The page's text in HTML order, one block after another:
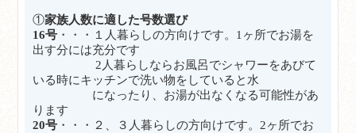
①家族人数に適した号数選び
16号 ・・・１人暮らしの方向けです。1ヶ所でお湯を
出す分には充分です
2人暮らしならお風呂でシャワーをあびて
いる時にキッチンで洗い物をしていると水
になったり、お湯が出なくなる可能性があ
ります
20号 ・・・２、３人暮らしの方向けです。2ヶ所でお